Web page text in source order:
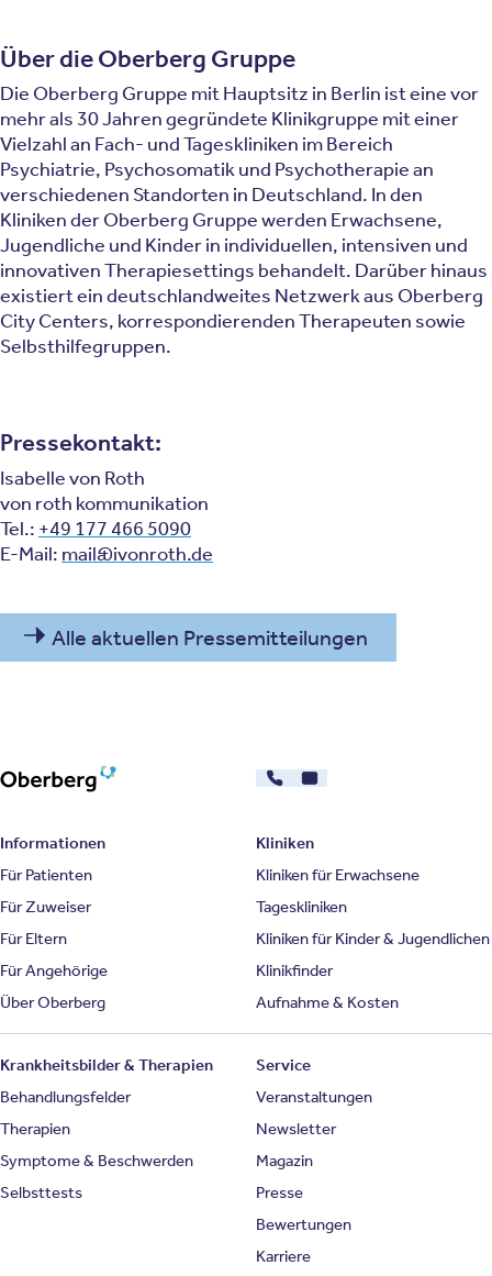
Über die Oberberg Gruppe
Die Oberberg Gruppe mit Hauptsitz in Berlin ist eine vor
mehr als 30 Jahren gegründete Klinikgruppe mit einer
Vielzahl an Fach- und Tageskliniken im Bereich
Psychiatrie, Psychosomatik und Psychotherapie an
verschiedenen Standorten in Deutschland. In den
Kliniken der Oberberg Gruppe werden Erwachsene,
Jugendliche und Kinder in individuellen, intensiven und
innovativen Therapiesettings behandelt. Darüber hinaus
existiert ein deutschlandweites Netzwerk aus Oberberg
City Centers, korrespondierenden Therapeuten sowie
Selbsthilfegruppen.
Pressekontakt:
Isabelle von Roth
von roth kommunikation
Tel.: +49 177 466 5090
E-Mail: mail@ivonroth.de
Alle aktuellen Pressemitteilungen
030 - 26478607
Kontakt
Informationen
Für Patienten
Für Zuweiser
Für Eltern
Für Angehörige
Über Oberberg
Kliniken
Kliniken für Erwachsene
Tageskliniken
Kliniken für Kinder & Jugendlichen
Klinikfinder
Aufnahme & Kosten
Krankheitsbilder & Therapien
Behandlungsfelder
Therapien
Symptome & Beschwerden
Selbsttests
Service
Veranstaltungen
Newsletter
Magazin
Presse
Bewertungen
Karriere